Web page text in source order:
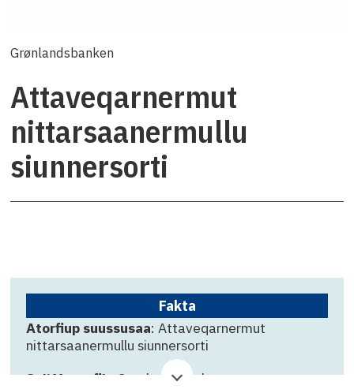
Grønlandsbanken
Attaveqarnermut
nittarsaanermullu
siunnersorti
Fakta
Atorfiup suussusaa: Attaveqarnermut
nittarsaanermullu siunnersorti
Suliffeqarfik: Grønlandsbanken